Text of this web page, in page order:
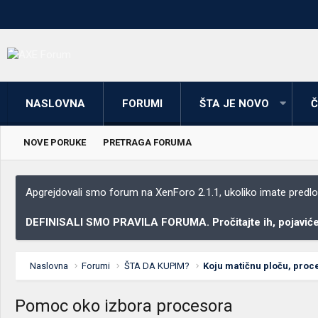
NASLOVNA FORUMI ŠTA JE NOVO
NOVE PORUKE PRETRAGA FORUMA
Apgrejdovali smo forum na XenForo 2.1.1, ukoliko imate
DEFINISALI SMO PRAVILA FORUMA. Pročitajte ih,
Naslovna Forumi ŠTA DA KUPIM?
Pomoc oko izbora procesora